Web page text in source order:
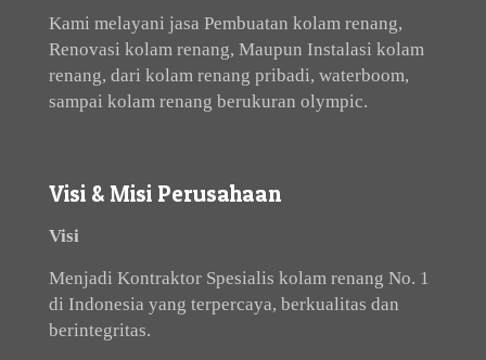
Kami melayani jasa Pembuatan kolam renang,
Renovasi kolam renang, Maupun Instalasi kolam
renang, dari kolam renang pribadi, waterboom,
sampai kolam renang berukuran olympic.
Visi & Misi Perusahaan
Visi
Menjadi Kontraktor Spesialis kolam renang No. 1
di Indonesia yang terpercaya, berkualitas dan
berintegritas.